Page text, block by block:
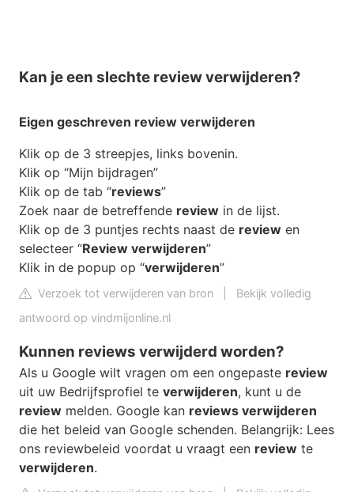
Kan je een slechte review verwijderen?
Eigen geschreven review verwijderen
Klik op de 3 streepjes, links bovenin.
Klik op “Mijn bijdragen”
Klik op de tab “reviews”
Zoek naar de betreffende review in de lijst.
Klik op de 3 puntjes rechts naast de review en
selecteer “Review verwijderen”
Klik in de popup op “verwijderen”
Verzoek tot verwijderen van bron
Bekijk volledig
antwoord op vindmijonline.nl
Kunnen reviews verwijderd worden?
Als u Google wilt vragen om een ongepaste review
uit uw Bedrijfsprofiel te verwijderen, kunt u de
review melden. Google kan reviews verwijderen
die het beleid van Google schenden. Belangrijk: Lees
ons reviewbeleid voordat u vraagt een review te
verwijderen.